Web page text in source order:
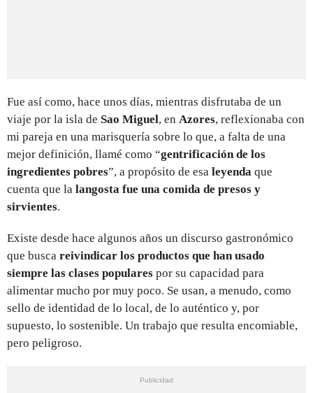
Fue así como, hace unos días, mientras disfrutaba de un
viaje por la isla de Sao Miguel, en Azores, reflexionaba con
mi pareja en una marisquería sobre lo que, a falta de una
mejor definición, llamé como “gentrificación de los
ingredientes pobres”, a propósito de esa leyenda que
cuenta que la langosta fue una comida de presos y
sirvientes.
Existe desde hace algunos años un discurso gastronómico
que busca reivindicar los productos que han usado
siempre las clases populares por su capacidad para
alimentar mucho por muy poco. Se usan, a menudo, como
sello de identidad de lo local, de lo auténtico y, por
supuesto, lo sostenible. Un trabajo que resulta encomiable,
pero peligroso.